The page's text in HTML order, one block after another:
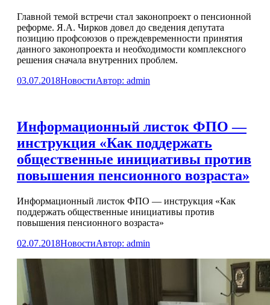
Главной темой встречи стал законопроект о пенсионной
реформе. Я.А. Чирков довел до сведения депутата
позицию профсоюзов о преждевременности принятия
данного законопроекта и необходимости комплексного
решения сначала внутренних проблем.
03.07.2018НовостиАвтор: admin
Информационный листок ФПО —
инструкция «Как поддержать
общественные инициативы против
повышения пенсионного возраста»
Информационный листок ФПО — инструкция «Как
поддержать общественные инициативы против
повышения пенсионного возраста»
02.07.2018НовостиАвтор: admin